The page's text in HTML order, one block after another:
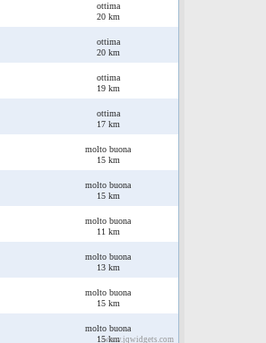
ottima
20 km
ottima
20 km
ottima
19 km
ottima
17 km
molto buona
15 km
molto buona
15 km
molto buona
11 km
molto buona
13 km
molto buona
15 km
molto buona
15 km
www.jqwidgets.com